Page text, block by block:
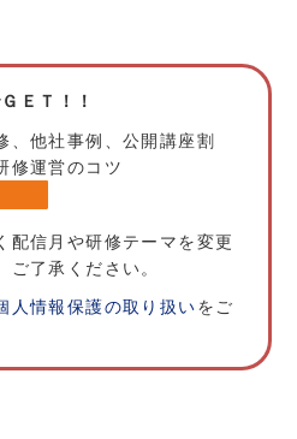
ＥＴ！！
、他社事例、公開講座割
修運営のコツ
信月や研修テーマを変更
了承ください。
人情報保護の取り扱いをご